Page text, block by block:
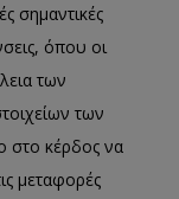
σημαντικές
όπου οι
των
των
στο κέρδος να
μεταφορές